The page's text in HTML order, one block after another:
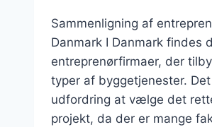
Sammenligning af
Danmark I Danmark findes
entreprenørfirmaer, der
typer af byggetjenester.
udfordring at vælge det
projekt, da der er mange